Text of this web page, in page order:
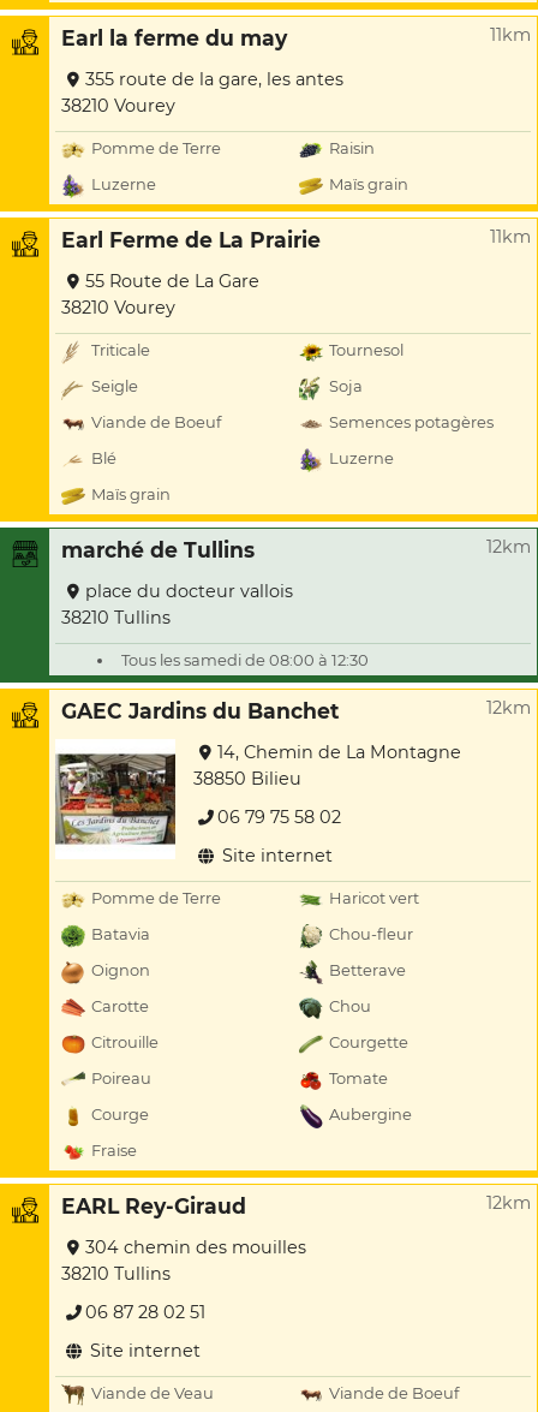
Earl la ferme du may 11km
355 route de la gare, les antes
38210 Vourey
Pomme de Terre
Raisin
Luzerne
Maïs grain
Earl Ferme de La Prairie 11km
55 Route de La Gare
38210 Vourey
Triticale
Tournesol
Seigle
Soja
Viande de Boeuf
Semences potagères
Blé
Luzerne
Maïs grain
marché de Tullins 12km
place du docteur vallois
38210 Tullins
Tous les samedi de 08:00 à 12:30
GAEC Jardins du Banchet 12km
14, Chemin de La Montagne
38850 Bilieu
06 79 75 58 02
Site internet
Pomme de Terre
Haricot vert
Batavia
Chou-fleur
Oignon
Betterave
Carotte
Chou
Citrouille
Courgette
Poireau
Tomate
Courge
Aubergine
Fraise
EARL Rey-Giraud 12km
304 chemin des mouilles
38210 Tullins
06 87 28 02 51
Site internet
Viande de Veau Viande de Boeuf